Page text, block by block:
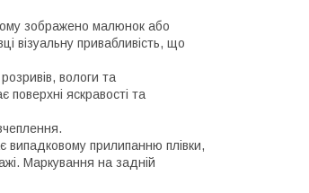
зображено малюнок або
візуальну привабливість, що
вологи та
яскравості та
випадковому прилипанню плівки,
Маркування на задній